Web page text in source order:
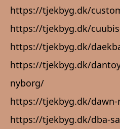
https://tjekbyg.dk/
https://tjekbyg.dk/
https://tjekbyg.dk/
https://tjekbyg.dk/
nyborg/
https://tjekbyg.dk/dawn-
https://tjekbyg.dk/dba-